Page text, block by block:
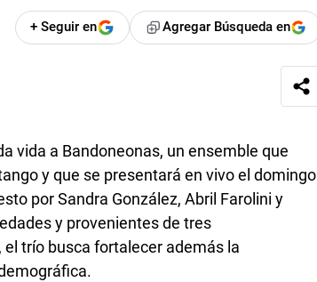
+ Seguir en Agregar Búsqueda en
vida a Bandoneonas, un ensemble que
y que se presentará en vivo el domingo
por Sandra González, Abril Farolini y
y provenientes de tres
trío busca fortalecer además la